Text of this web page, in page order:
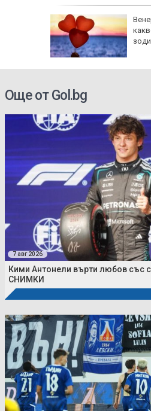
Още от Gol.bg
7 авг 2026
Кими Антонели върти любов със
СНИМКИ